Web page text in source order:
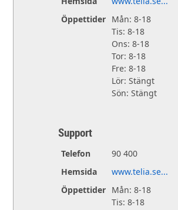
Öppettider Mån: 8-18
Tis: 8-18
Ons: 8-18
Tor: 8-18
Fre: 8-18
Lör: Stängt
Sön: Stängt
Support
Telefon
90 400
Hemsida
www.telia.se...
Öppettider Mån: 8-18
Tis: 8-18